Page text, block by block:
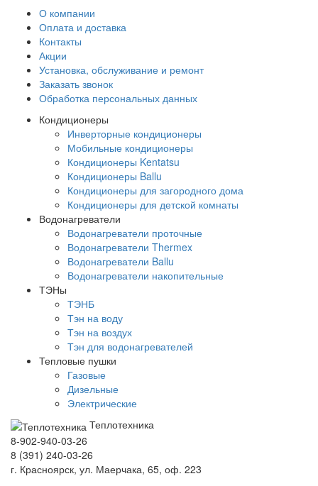
О компании
Оплата и доставка
Контакты
Акции
Установка, обслуживание и ремонт
Заказать звонок
Обработка персональных данных
Кондиционеры
Инверторные кондиционеры
Мобильные кондиционеры
Кондиционеры Kentatsu
Кондиционеры Ballu
Кондиционеры для загородного дома
Кондиционеры для детской комнаты
Водонагреватели
Водонагреватели проточные
Водонагреватели Thermex
Водонагреватели Ballu
Водонагреватели накопительные
ТЭНы
ТЭНБ
Тэн на воду
Тэн на воздух
Тэн для водонагревателей
Тепловые пушки
Газовые
Дизельные
Электрические
Теплотехника
8-902-940-03-26
8 (391) 240-03-26
г. Красноярск, ул. Маерчака, 65, оф. 223